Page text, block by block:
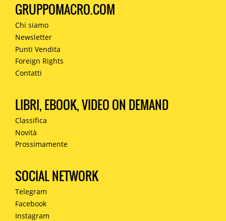
GRUPPOMACRO.COM
Chi siamo
Newsletter
Punti Vendita
Foreign Rights
Contatti
LIBRI, EBOOK, VIDEO ON DEMAND
Classifica
Novità
Prossimamente
SOCIAL NETWORK
Telegram
Facebook
Instagram